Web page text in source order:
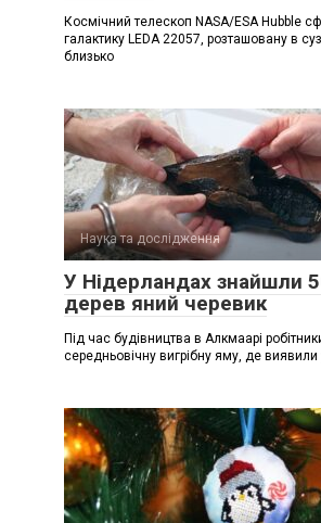
Космічний телескоп NASA/ESA Hubble
галактику LEDA 22057, розташовану в
близько
Наука та дослідження
У Нідерландах знайшли
дерев яний черевик
Під час будівництва в Алкмаарі
середньовічну вигрібну яму, де виявили